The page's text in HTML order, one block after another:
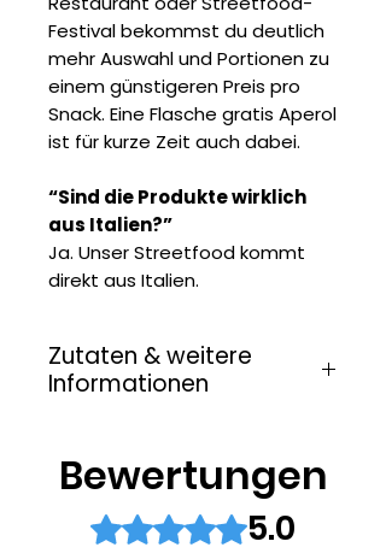
Festival bekommst du deutlich
mehr Auswahl und Portionen zu
einem günstigeren Preis pro
Snack. Eine Flasche gratis Aperol
ist für kurze Zeit auch dabei.
“Sind die Produkte wirklich
aus Italien?”
Ja. Unser Streetfood kommt
direkt aus Italien.
Zutaten & weitere
Informationen
Bewertungen
Mit 5 von 5 Sternen bewertet.
5.0